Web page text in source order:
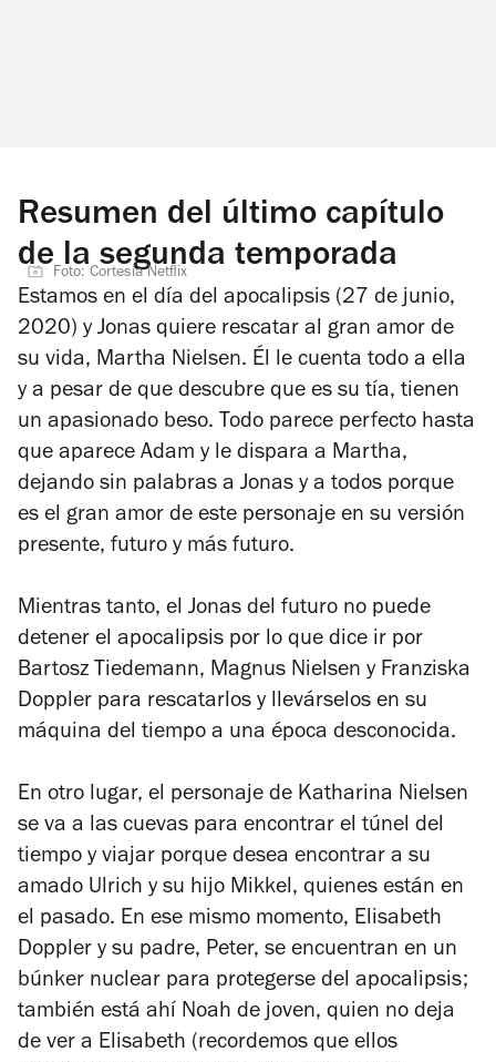
Resumen del último capítulo
de la segunda temporada
Foto: Cortesía Netflix
Estamos en el día del apocalipsis (27 de junio,
2020) y Jonas quiere rescatar al gran amor de
su vida, Martha Nielsen. Él le cuenta todo a ella
y a pesar de que descubre que es su tía, tienen
un apasionado beso. Todo parece perfecto hasta
que aparece Adam y le dispara a Martha,
dejando sin palabras a Jonas y a todos porque
es el gran amor de este personaje en su versión
presente, futuro y más futuro.
Mientras tanto, el Jonas del futuro no puede
detener el apocalipsis por lo que dice ir por
Bartosz Tiedemann, Magnus Nielsen y Franziska
Doppler para rescatarlos y llevárselos en su
máquina del tiempo a una época desconocida.
En otro lugar, el personaje de Katharina Nielsen
se va a las cuevas para encontrar el túnel del
tiempo y viajar porque desea encontrar a su
amado Ulrich y su hijo Mikkel, quienes están en
el pasado. En ese mismo momento, Elisabeth
Doppler y su padre, Peter, se encuentran en un
búnker nuclear para protegerse del apocalipsis;
también está ahí Noah de joven, quien no deja
de ver a Elisabeth (recordemos que ellos